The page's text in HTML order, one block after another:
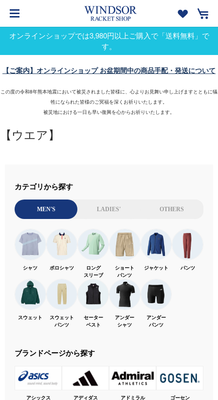
オンラインショップでは3,980円以上ご購入で「送料無料」で
す。
【ご案内】オンラインショップ お盆期間中の商品手配・発送について
この度の令和8年熊本地震において被災されました皆様に、心よりお見舞い申し上げますとともに犠
牲になられた皆様のご冥福を深くお祈りいたします。
被災地における一日も早い復興を心からお祈りいたします。
【ウエア】
カテゴリから探す
MEN'S LADIES' OTHERS
シャツ ポロシャツ
ロング
スリーブ
ショート
パンツ
ジャケット パンツ
スウェット
スウェット
パンツ
セーター
ベスト
アンダー
シャツ
アンダー
パンツ
ブランドページから探す
アシックス アディダス アドミラル ゴーセン